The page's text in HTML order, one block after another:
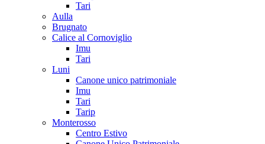
Tari
Aulla
Brugnato
Calice al Cornoviglio
Imu
Tari
Luni
Canone unico patrimoniale
Imu
Tari
Tarip
Monterosso
Centro Estivo